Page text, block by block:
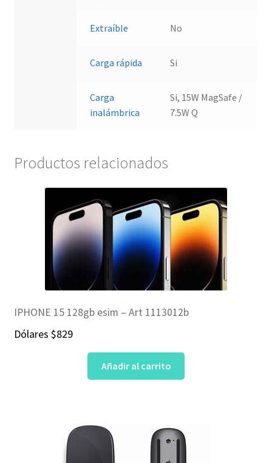
Extraíble No
Carga rápida Si
Carga
inalámbrica
Si, 15W MagSafe /
7.5W Q
Productos relacionados
IPHONE 15 128gb esim – Art 1113012b
Dólares $829
Añadir al carrito